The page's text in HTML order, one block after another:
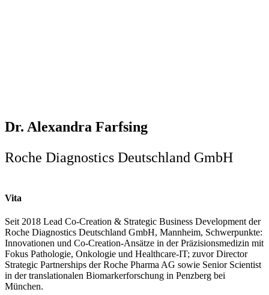
Dr. Alexandra Farfsing
Roche Diagnostics Deutschland GmbH
Vita
Seit 2018 Lead Co-Creation & Strategic Business Development der
Roche Diagnostics Deutschland GmbH, Mannheim, Schwerpunkte:
Innovationen und Co-Creation-Ansätze in der Präzisionsmedizin mit
Fokus Pathologie, Onkologie und Healthcare-IT; zuvor Director
Strategic Partnerships der Roche Pharma AG sowie Senior Scientist
in der translationalen Biomarkerforschung in Penzberg bei
München.